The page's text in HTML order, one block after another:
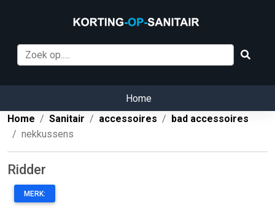
Home
Home
Sanitair accessoires
bad accessoires
nekkussens
Ridder
MERK: